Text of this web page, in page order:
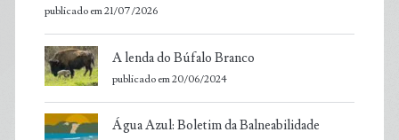
publicado em 21/07/2026
A lenda do Búfalo Branco
publicado em 20/06/2024
Água Azul: Boletim da Balneabilidade